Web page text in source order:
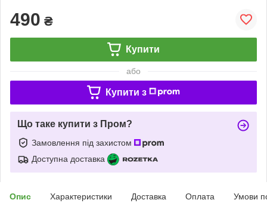
490 ₴
Купити
або
Купити з
Що таке купити з Пром?
Замовлення під захистом
Доступна доставка
Опис Характеристики Доставка Оплата Умови